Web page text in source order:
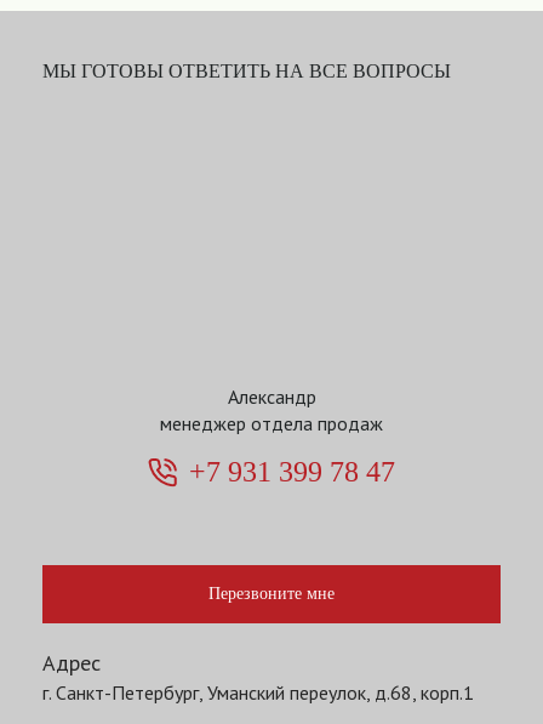
МЫ ГОТОВЫ ОТВЕТИТЬ НА ВСЕ ВОПРОСЫ
Александр
менеджер отдела продаж
+7 931 399 78 47
Перезвоните мне
Адрес
г. Санкт-Петербург, Уманский переулок, д.68, корп.1